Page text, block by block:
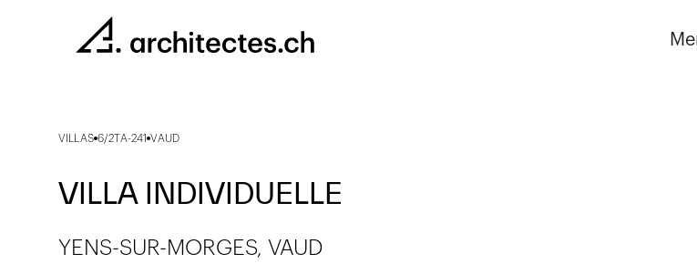
VILLAS 6/2TA-241 VAUD
VILLA INDIVIDUELLE
YENS-SUR-MORGES, VAUD